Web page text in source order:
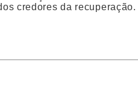
credores da recuperação.